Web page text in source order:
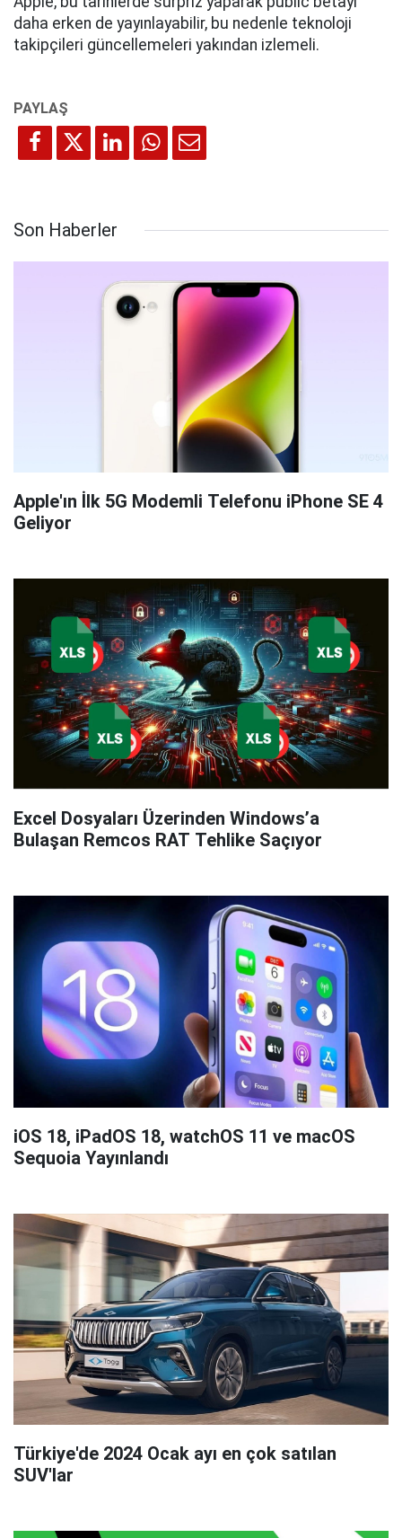
daha erken de yayınlayabilir, bu nedenle teknoloji
takipçileri güncellemeleri yakından izlemeli.
Son Haberler
Apple'ın İlk 5G Modemli Telefonu iPhone SE 4
Geliyor
Excel Dosyaları Üzerinden Windows’a
Bulaşan Remcos RAT Tehlike Saçıyor
iOS 18, iPadOS 18, watchOS 11 ve macOS
Sequoia Yayınlandı
Türkiye'de 2024 Ocak ayı en çok satılan
SUV'lar